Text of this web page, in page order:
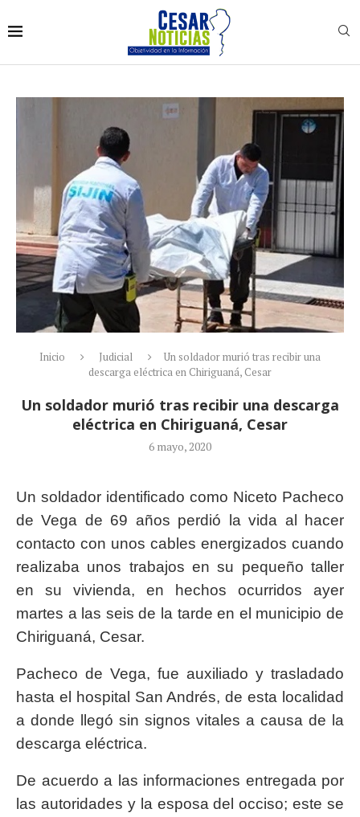
Inicio Judicial
Un soldador murió tras recibir una
descarga eléctrica en Chiriguaná, Cesar
Un soldador murió tras recibir una descarga
eléctrica en Chiriguaná, Cesar
6 mayo, 2020
Un soldador identificado como Niceto Pacheco
de Vega de 69 años perdió la vida al hacer
contacto con unos cables energizados cuando
realizaba unos trabajos en su pequeño taller
en su vivienda, en hechos ocurridos ayer
martes a las seis de la tarde en el municipio de
Chiriguaná, Cesar.
Pacheco de Vega, fue auxiliado y trasladado
hasta el hospital San Andrés, de esta localidad
a donde llegó sin signos vitales a causa de la
descarga eléctrica.
De acuerdo a las informaciones entregada por
las autoridades y la esposa del occiso; este se